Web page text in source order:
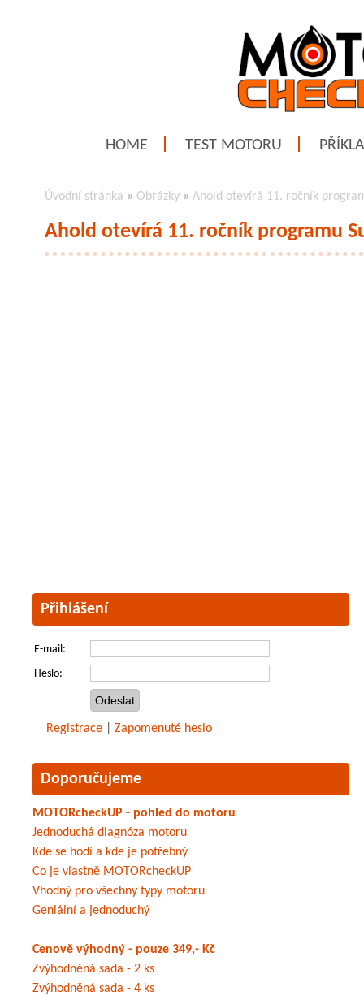
HOME TEST MOTORU
Úvodní stránka » Obrázky » Ahold otevírá 11. ročník
Ahold otevírá 11. ročník programu
Přihlášení
E-mail:
Heslo:
Registrace Zapomenuté heslo
Doporučujeme
MOTORcheckUP - pohled do motoru
Jednoduchá diagnóza motoru
Kde se hodí a kde je potřebný
Co je vlastně MOTORcheckUP
Vhodný pro všechny typy motoru
Geniální a jednoduchý
Cenově výhodný - pouze 349,- Kč
Zvýhodněná sada - 2 ks
Zvýhodněná sada - 4 ks